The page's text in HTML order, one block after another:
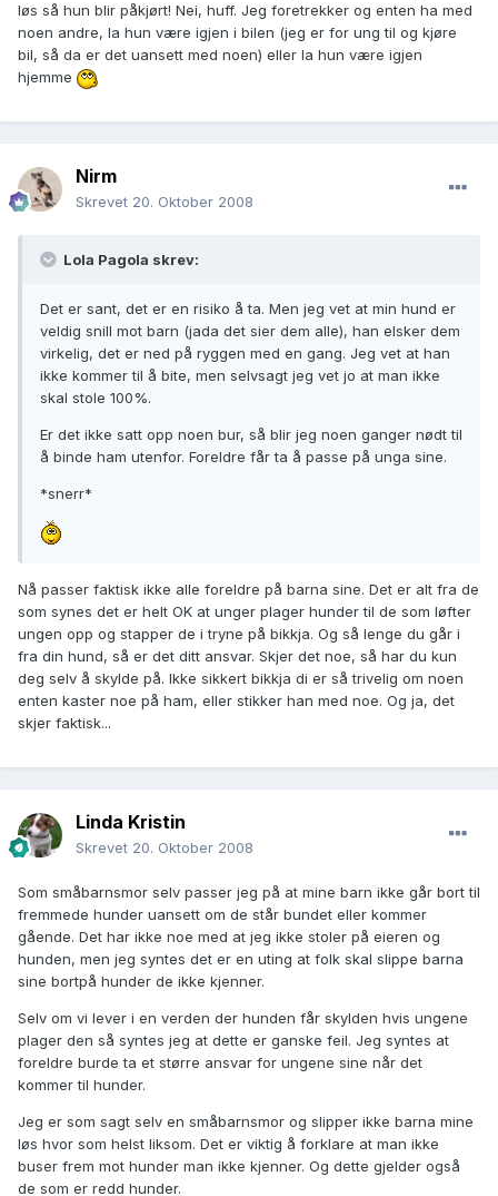
løs så hun blir påkjørt! Nei, huff. Jeg foretrekker og enten ha med
noen andre, la hun være igjen i bilen (jeg er for ung til og kjøre
bil, så da er det uansett med noen) eller la hun være igjen
hjemme
Nirm
Skrevet 20. Oktober 2008
Lola Pagola skrev:
Det er sant, det er en risiko å ta. Men jeg vet at min hund er
veldig snill mot barn (jada det sier dem alle), han elsker dem
virkelig, det er ned på ryggen med en gang. Jeg vet at han
ikke kommer til å bite, men selvsagt jeg vet jo at man ikke
skal stole 100%.
Er det ikke satt opp noen bur, så blir jeg noen ganger nødt til
å binde ham utenfor. Foreldre får ta å passe på unga sine.
*snerr*
Nå passer faktisk ikke alle foreldre på barna sine. Det er alt fra de
som synes det er helt OK at unger plager hunder til de som løfter
ungen opp og stapper de i tryne på bikkja. Og så lenge du går i
fra din hund, så er det ditt ansvar. Skjer det noe, så har du kun
deg selv å skylde på. Ikke sikkert bikkja di er så trivelig om noen
enten kaster noe på ham, eller stikker han med noe. Og ja, det
skjer faktisk...
Linda Kristin
Skrevet 20. Oktober 2008
Som småbarnsmor selv passer jeg på at mine barn ikke går bort til
fremmede hunder uansett om de står bundet eller kommer
gående. Det har ikke noe med at jeg ikke stoler på eieren og
hunden, men jeg syntes det er en uting at folk skal slippe barna
sine bortpå hunder de ikke kjenner.
Selv om vi lever i en verden der hunden får skylden hvis ungene
plager den så syntes jeg at dette er ganske feil. Jeg syntes at
foreldre burde ta et større ansvar for ungene sine når det
kommer til hunder.
Jeg er som sagt selv en småbarnsmor og slipper ikke barna mine
løs hvor som helst liksom. Det er viktig å forklare at man ikke
buser frem mot hunder man ikke kjenner. Og dette gjelder også
de som er redd hunder.